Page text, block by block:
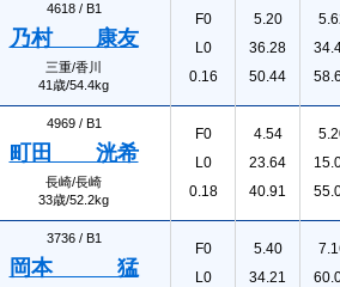
4618 / B1
乃村 康友
三重/香川
41歳/54.4kg
F0
L0
0.16
5.20
36.28
50.44
4969 / B1
町田 洸希
長崎/長崎
33歳/52.2kg
F0
L0
0.18
4.54
23.64
40.91
3736 / B1
岡本 猛
F0
L0
5.40
34.21